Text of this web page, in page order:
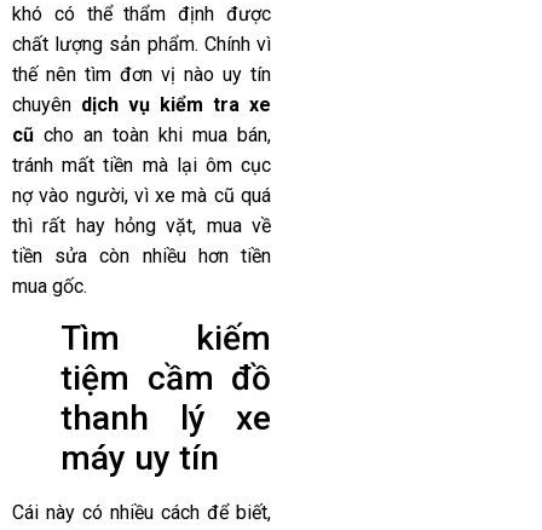
khó có thể thẩm định được
chất lượng sản phẩm. Chính vì
thế nên tìm đơn vị nào uy tín
chuyên dịch vụ kiểm tra xe
cũ cho an toàn khi mua bán,
tránh mất tiền mà lại ôm cục
nợ vào người, vì xe mà cũ quá
thì rất hay hỏng vặt, mua về
tiền sửa còn nhiều hơn tiền
mua gốc.
Tìm kiếm
tiệm cầm đồ
thanh lý xe
máy uy tín
Cái này có nhiều cách để biết,